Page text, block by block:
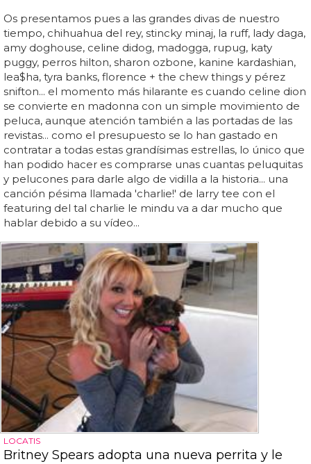
Os presentamos pues a las grandes divas de nuestro
tiempo, chihuahua del rey, stincky minaj, la ruff, lady daga,
amy doghouse, celine didog, madogga, rupug, katy
puggy, perros hilton, sharon ozbone, kanine kardashian,
lea$ha, tyra banks, florence + the chew things y pérez
snifton... el momento más hilarante es cuando celine dion
se convierte en madonna con un simple movimiento de
peluca, aunque atención también a las portadas de las
revistas... como el presupuesto se lo han gastado en
contratar a todas estas grandísimas estrellas, lo único que
han podido hacer es comprarse unas cuantas peluquitas
y pelucones para darle algo de vidilla a la historia... una
canción pésima llamada 'charlie!' de larry tee con el
featuring del tal charlie le mindu va a dar mucho que
hablar debido a su vídeo...
LOCATIS
Britney Spears adopta una nueva perrita y le